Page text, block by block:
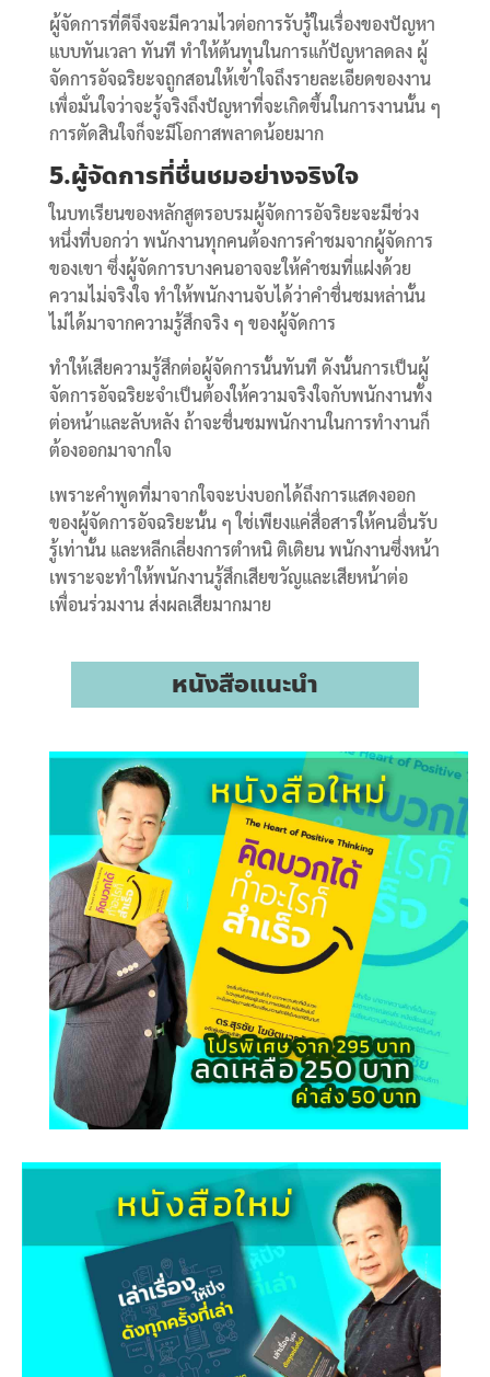
ผู้จัดการที่ดีจึงจะมีความไวต่อการรับรู้ในเรื่องของปัญหา
แบบทันเวลา ทันที ทำให้ต้นทุนในการแก้ปัญหาลดลง ผู้
จัดการอัจฉริยะจถูกสอนให้เข้าใจถึงรายละเอียดของงาน
เพื่อมั่นใจว่าจะรู้จริงถึงปัญหาที่จะเกิดขึ้นในการงานนั้น ๆ
การตัดสินใจก็จะมีโอกาสพลาดน้อยมาก
5.ผู้จัดการที่ชื่นชมอย่างจริงใจ
ในบทเรียนของหลักสูตรอบรมผู้จัดการอัจริยะจะมีช่วง
หนึ่งที่บอกว่า พนักงานทุกคนต้องการคำชมจากผู้จัดการ
ของเขา ซึ่งผู้จัดการบางคนอาจจะให้คำชมที่แฝงด้วย
ความไม่จริงใจ ทำให้พนักงานจับได้ว่าคำชื่นชมหล่านั้น
ไม่ได้มาจากความรู้สึกจริง ๆ ของผู้จัดการ
ทำให้เสียความรู้สึกต่อผู้จัดการนั้นทันที ดังนั้นการเป็นผู้
จัดการอัจฉริยะจำเป็นต้องให้ความจริงใจกับพนักงานทั้ง
ต่อหน้าและลับหลัง ถ้าจะชื่นชมพนักงานในการทำงานก็
ต้องออกมาจากใจ
เพราะคำพูดที่มาจากใจจะบ่งบอกได้ถึงการแสดงออก
ของผู้จัดการอัจฉริยะนั้น ๆ ใช่เพียงแค่สื่อสารให้คนอื่นรับ
รู้เท่านั้น และหลีกเลี่ยงการตำหนิ ติเติยน พนักงานซึ่งหน้า
เพราะจะทำให้พนักงานรู้สึกเสียขวัญและเสียหน้าต่อ
เพื่อนร่วมงาน ส่งผลเสียมากมาย
หนังสือแนะนำ